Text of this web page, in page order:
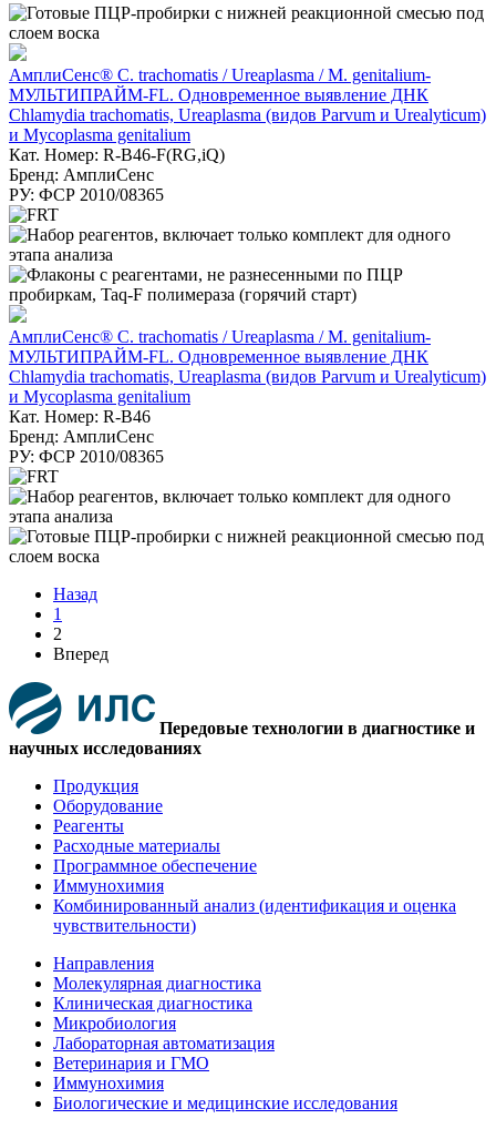
АмплиСенс® C. trachomatis / Ureaplasma / M. genitalium-
МУЛЬТИПРАЙМ-FL. Одновременное выявление ДНК
Chlamydia trachomatis, Ureaplasma (видов Parvum и Urealyticum)
и Mycoplasma genitalium
Кат. Номер: R-B46-F(RG,iQ)
Бренд: АмплиСенс
РУ: ФСР 2010/08365
АмплиСенс® C. trachomatis / Ureaplasma / M. genitalium-
МУЛЬТИПРАЙМ-FL. Одновременное выявление ДНК
Chlamydia trachomatis, Ureaplasma (видов Parvum и Urealyticum)
и Mycoplasma genitalium
Кат. Номер: R-B46
Бренд: АмплиСенс
РУ: ФСР 2010/08365
Назад
1
2
Вперед
Передовые технологии в диагностике и
научных исследованиях
Продукция
Оборудование
Реагенты
Расходные материалы
Программное обеспечение
Иммунохимия
Комбинированный анализ (идентификация и оценка
чувствительности)
Направления
Молекулярная диагностика
Клиническая диагностика
Микробиология
Лабораторная автоматизация
Ветеринария и ГМО
Иммунохимия
Биологические и медицинские исследования